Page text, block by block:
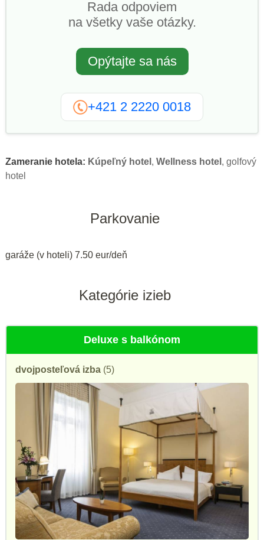
Rada odpoviem
na všetky vaše otázky.
Opýtajte sa nás
+421 2 2220 0018
Zameranie hotela: Kúpeľný hotel , Wellness hotel , golfový
hotel
Parkovanie
garáže (v hoteli) 7.50 eur/deň
Kategórie izieb
Deluxe s balkónom
dvojposteľová izba (5)